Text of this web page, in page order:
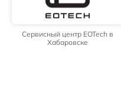
Сервисный центр EOTech в
Хабаровске